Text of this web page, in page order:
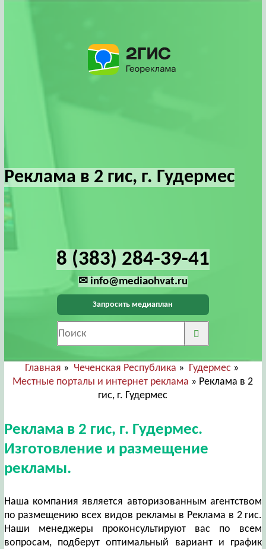
Реклама в 2 гис, г. Гудермес
8 (383) 284-39-41
✉ info@mediaohvat.ru
Запросить медиаплан
Главная » Чеченская Республика » Гудермес »
Местные порталы и интернет реклама » Реклама в 2
гис, г. Гудермес
Реклама в 2 гис, г. Гудермес.
Изготовление и размещение
рекламы.
Наша компания является авторизованным агентством
по размещению всех видов рекламы в Реклама в 2 гис.
Наши менеджеры проконсультируют вас по всем
вопросам, подберут оптимальный вариант и график